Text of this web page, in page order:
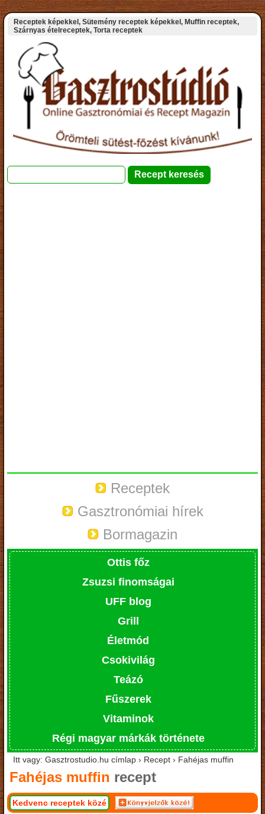
Receptek képekkel, Sütemény receptek képekkel, Muffin receptek,
Szárnyas ételreceptek, Torta receptek
Receptek
Gasztronómiai hírek
Bormagazin
Ottis főz
Zsuzsi finomságai
UFF blog
Grill
Életmód
Csokivilág
Teázó
Fűszerek
Vitaminok
Régi magyar márkák története
Itt vagy: Gasztrostudio.hu címlap › Recept › Fahéjas muffin
Fahéjas muffin recept
Kedvenc receptek közé